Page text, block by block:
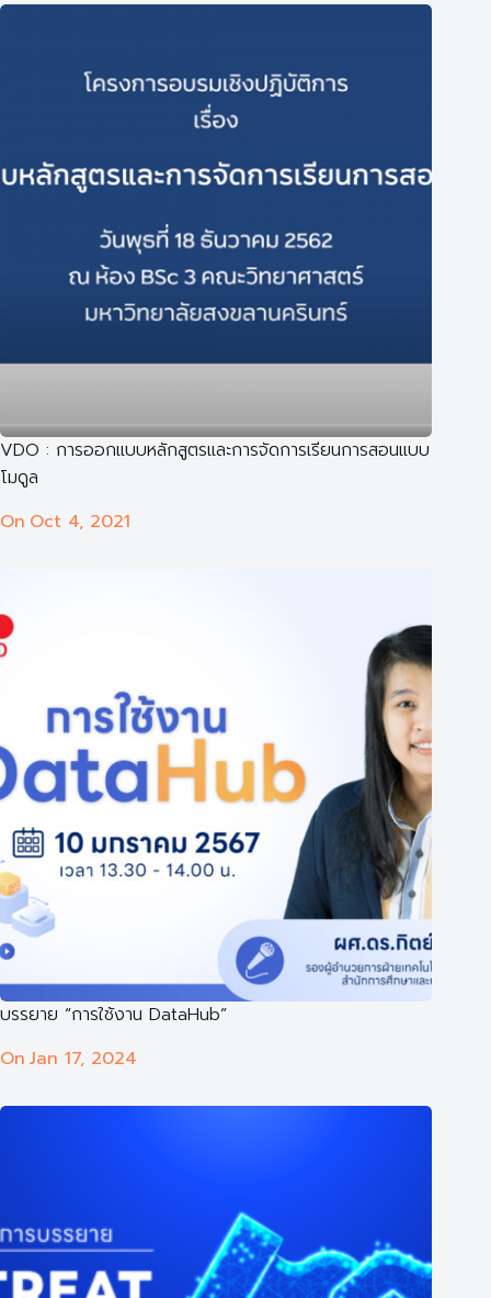
VDO : การออกแบบหลักสูตรและการจัดการเรียนการสอนแบบ
โมดูล
On Oct 4, 2021
บรรยาย “การใช้งาน DataHub”
On Jan 17, 2024